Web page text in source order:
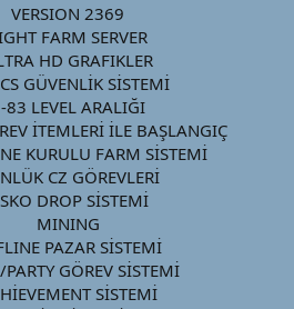
VERSION 2369​
FARM SERVER​
HD GRAFIKLER​
GÜVENLİK SİSTEMİ​
83 LEVEL ARALIĞI​
İTEMLERİ İLE BAŞLANGIÇ​
KURULU FARM SİSTEMİ​
CZ GÖREVLERİ​
DROP SİSTEMİ​
MINING​
PAZAR SİSTEMİ​
GÖREV SİSTEMİ​
SİSTEMİ​